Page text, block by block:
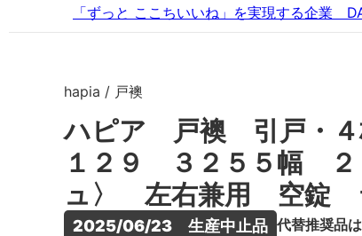
「ずっと ここちいいね」を実現する企業
hapia / 戸襖
ハピア 戸襖 引戸・
１２９ ３２５５幅 ２
ュ〉 左右兼用 空錠
2025/06/23　生産中止品 代替推奨品